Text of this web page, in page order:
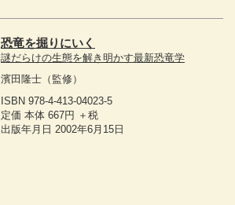
恐竜を掘りにいく
謎だらけの生態を解き明かす最新恐竜学
濱田隆士 （監修）
ISBN 978-4-413-04023-5
定価 本体 667円 ＋税
出版年月日 2002年6月15日